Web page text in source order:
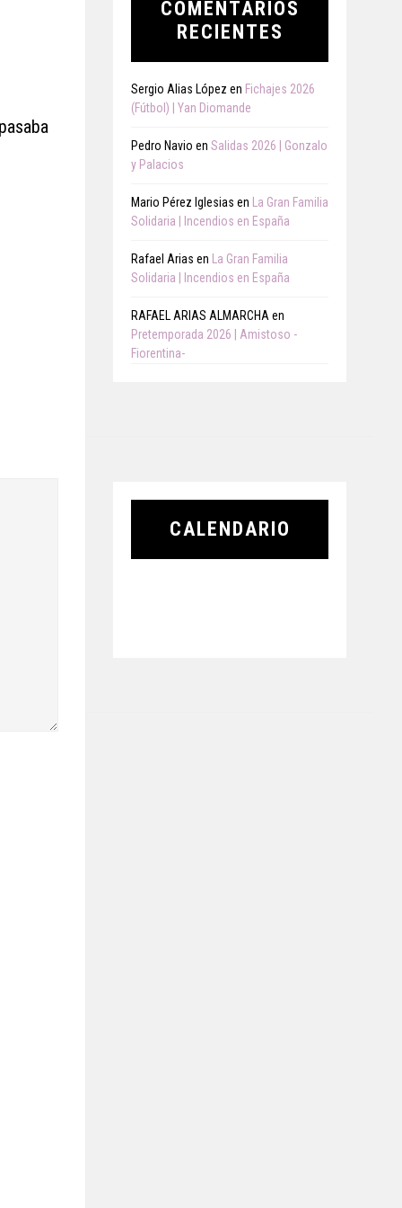
COMENTARIOS
RECIENTES
Sergio Alias López en Fichajes 2026
(Fútbol) | Yan Diomande
Pedro Navio en Salidas 2026 | Gonzalo
y Palacios
Mario Pérez Iglesias en
La Gran Familia
Solidaria | Incendios en España
Rafael Arias en
La Gran Familia
Solidaria | Incendios en España
RAFAEL ARIAS ALMARCHA en
Pretemporada 2026 | Amistoso -
Fiorentina-
CALENDARIO